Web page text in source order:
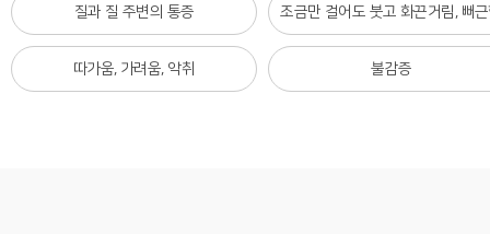
질과 질 주변의 통증 조금만 걸어도 붓고 화끈거림, 뻐
따가움, 가려움, 악취 불감증